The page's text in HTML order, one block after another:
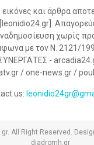
και άρθρα
[leonidio24.gr].
χωρίς
με τον Ν. 2121/
ΣΥΝΕΡΓΑΤΕΣ -
/ one-news.gr /
us:
All Right Reserved.
diadromh.gr